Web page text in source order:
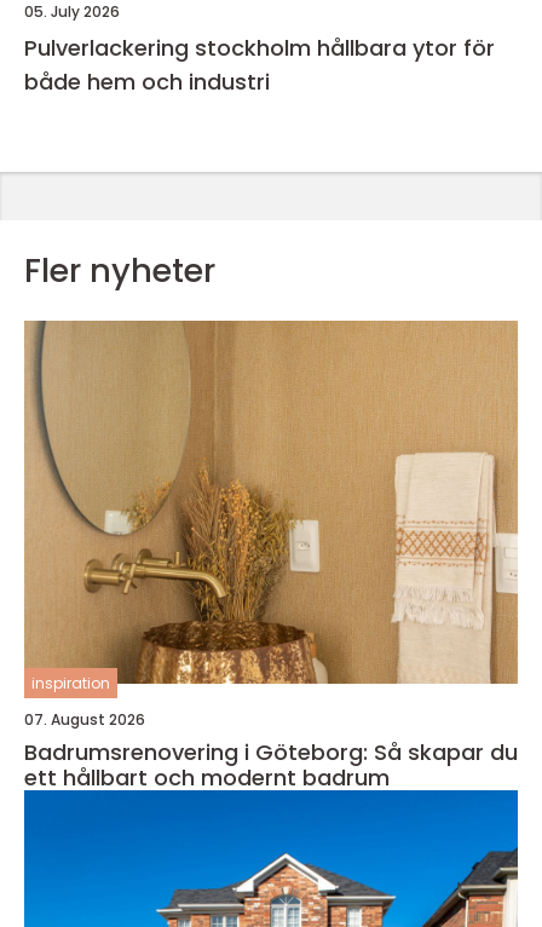
05. July 2026
Pulverlackering stockholm hållbara ytor för
både hem och industri
Fler nyheter
inspiration
07. August 2026
Badrumsrenovering i Göteborg: Så skapar du
ett hållbart och modernt badrum